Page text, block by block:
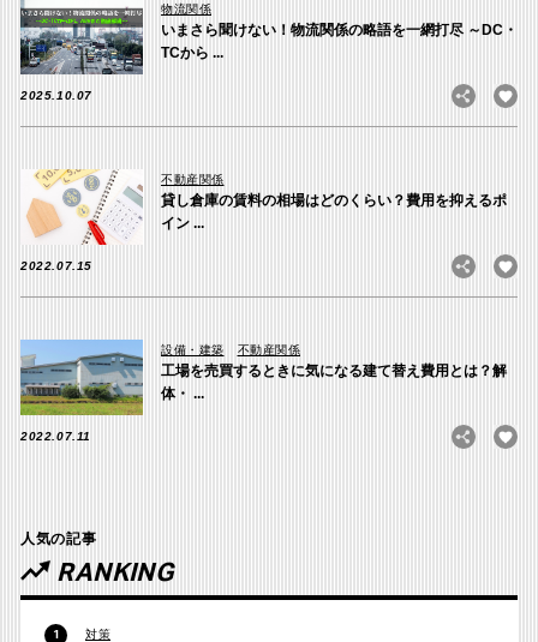
物流関係
いまさら聞けない！物流関係の略語を一網打尽 ～DC・
TCから ...
2025.10.07
不動産関係
貸し倉庫の賃料の相場はどのくらい？費用を抑えるポ
イン ...
2022.07.15
設備・建築 不動産関係
工場を売買するときに気になる建て替え費用とは？解
体・ ...
2022.07.11
人気の記事
RANKING
1 対策